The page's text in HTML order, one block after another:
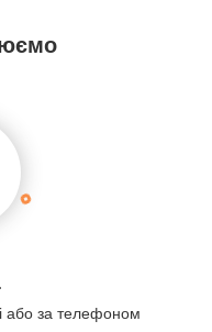
або за телефоном